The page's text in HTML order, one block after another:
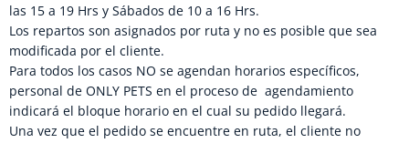
las 15 a 19 Hrs y Sábados de 10 a 16 Hrs.
Los repartos son asignados por ruta y no es posible que sea
modificada por el cliente.
Para todos los casos NO se agendan horarios específicos,
personal de ONLY PETS en el proceso de agendamiento
indicará el bloque horario en el cual su pedido llegará.
Una vez que el pedido se encuentre en ruta, el cliente no